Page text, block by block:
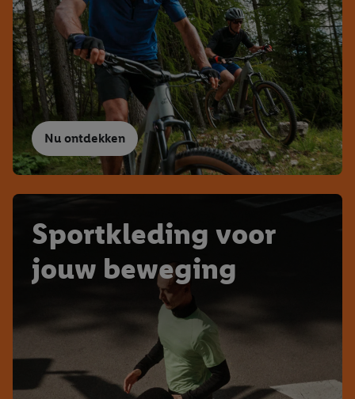
Nu ontdekken
Sportkleding voor
jouw beweging